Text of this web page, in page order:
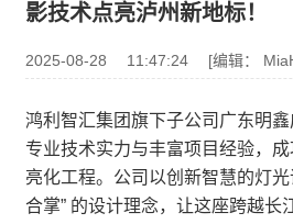
影技术点亮泸州新地标！
2025-08-28 11:47:24 [编辑：
鸿利智汇集团旗下子公司广东明
专业技术实力与丰富项目经验，
亮化工程。公司以创新智慧的灯
合掌” 的设计理念，让这座跨越长